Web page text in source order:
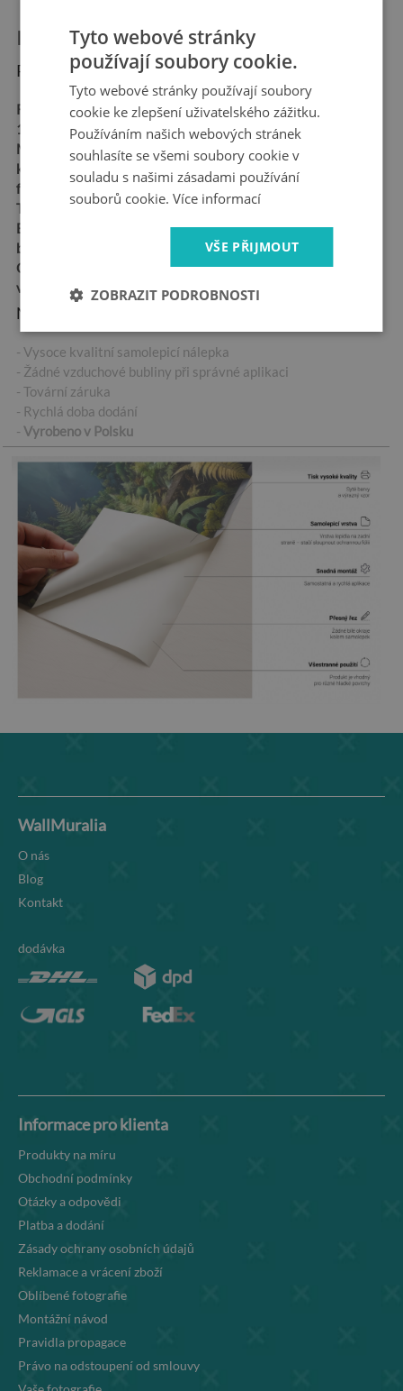
Informace o produktu:
Rozměry produktu:
Rozměry:90x70 cm,
120x93 cm, 148x115 cm
Materiál:
Samolepicí
kanálková fólie - "Bubble
free"
Tloušťka:100 µm
Ekologický inkoust,
bezpečný pro zdraví
Odolná vůči povětrnostním
vlivům
Nejdůležitější vlastnosti produktu:
- Vysoce kvalitní samolepicí nálepka
- Žádné vzduchové bubliny při správné aplikaci
- Tovární záruka
- Rychlá doba dodání
- Vyrobeno v Polsku
WallMuralia
O nás
Blog
Kontakt
dodávka
Informace pro klienta
Produkty na míru
Obchodní podmínky
Otázky a odpovědi
Platba a dodání
Zásady ochrany osobních údajů
Reklamace a vrácení zboží
Oblíbené fotografie
Montážní návod
Pravidla propagace
Právo na odstoupení od smlouvy
Tyto webové stránky
používají soubory cookie.
Tyto webové stránky používají soubory
cookie ke zlepšení uživatelského zážitku.
Používáním našich webových stránek
souhlasíte se všemi soubory cookie v
souladu s našimi zásadami používání
souborů cookie.Více informací
VŠE PŘIJMOUT
ZOBRAZIT PODROBNOSTI